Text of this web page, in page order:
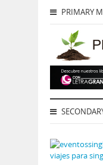
PRIMARY